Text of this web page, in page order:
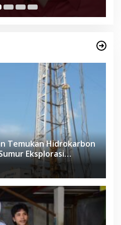
Temukan Hidrokarbon
Eksplorasi